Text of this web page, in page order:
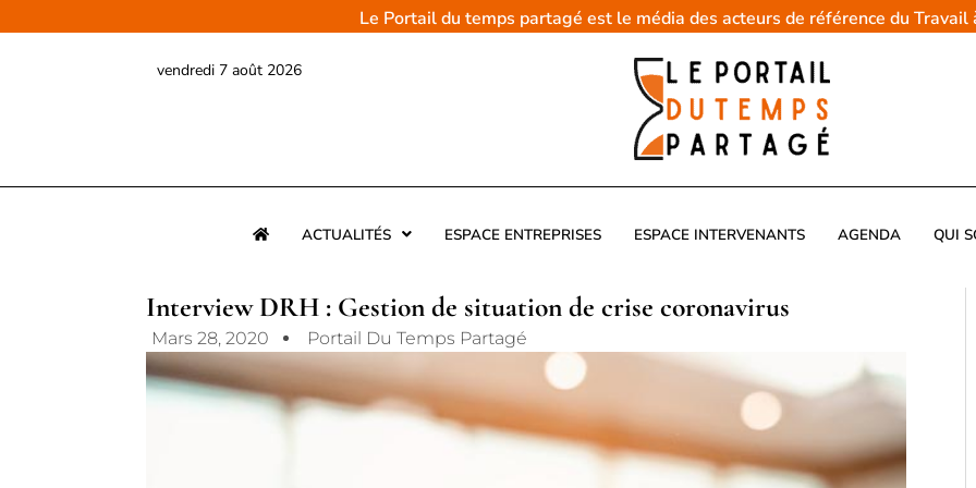
au
Le Portail du temps partagé est le média des acteurs de référence du
vendredi 7 août 2026
ACTUALITÉS ESPACE ENTREPRISES ESPACE INTERVENANTS AGENDA QUI
Interview DRH : Gestion de situation de crise coronavirus
Mars 28, 2020 Portail Du Temps Partagé